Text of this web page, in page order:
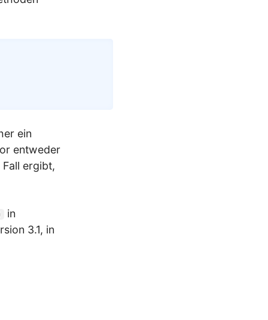
ein
entweder
ergibt,
in
3.1, in